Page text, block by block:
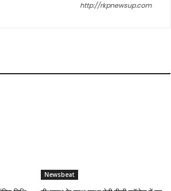
http://rkpnewsup.com
Newsbeat